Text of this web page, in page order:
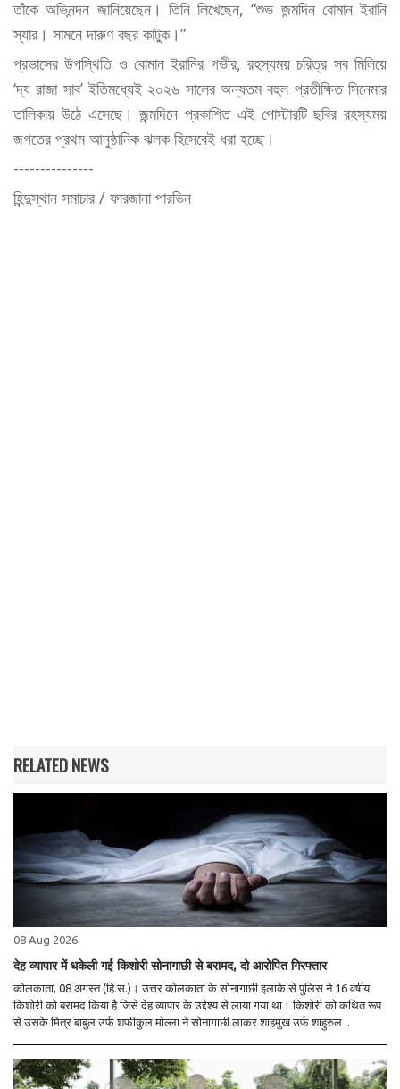
তাঁকে অভিনন্দন জানিয়েছেন। তিনি লিখেছেন, “শুভ জন্মদিন বোমান ইরানি
স্যার। সামনে দারুণ বছর কাটুক।”
প্রভাসের উপস্থিতি ও বোমান ইরানির গভীর, রহস্যময় চরিত্র সব মিলিয়ে
‘দ্য রাজা সাব’ ইতিমধ্যেই ২০২৬ সালের অন্যতম বহুল প্রতীক্ষিত সিনেমার
তালিকায় উঠে এসেছে। জন্মদিনে প্রকাশিত এই পোস্টারটি ছবির রহস্যময়
জগতের প্রথম আনুষ্ঠানিক ঝলক হিসেবেই ধরা হচ্ছে।
---------------
হিন্দুস্থান সমাচার / ফারজানা পারভিন
RELATED NEWS
08 Aug 2026
देह व्यापार में धकेली गई किशोरी सोनागाछी से बरामद, दो आरोपित गिरफ्तार
कोलकाता, 08 अगस्त (हि.स.)। उत्तर कोलकाता के सोनागाछी इलाके से पुलिस ने 16 वर्षीय
किशोरी को बरामद किया है जिसे देह व्यापार के उद्देश्य से लाया गया था। किशोरी को कथित रूप
से उसके मित्र बाबुल उर्फ शफीकुल मोल्ला ने सोनागाछी लाकर शाहमुख उर्फ शाहुरुल ..